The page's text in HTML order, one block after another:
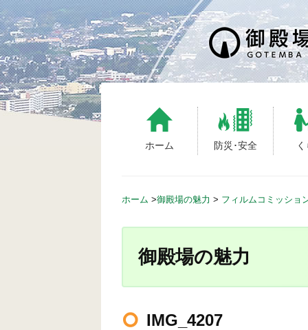
S
k
i
p
t
o
c
ホーム 防災･安全
ホーム >御殿場の魅力 > フィルムコミッショ
御殿場の魅力
IMG_4207